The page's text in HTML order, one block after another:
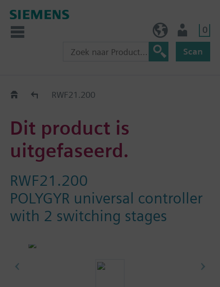
0
Scan
Old2NewRWF21.200
Dit product is
uitgefaseerd.
RWF21.200
POLYGYR universal controller
with 2 switching stages